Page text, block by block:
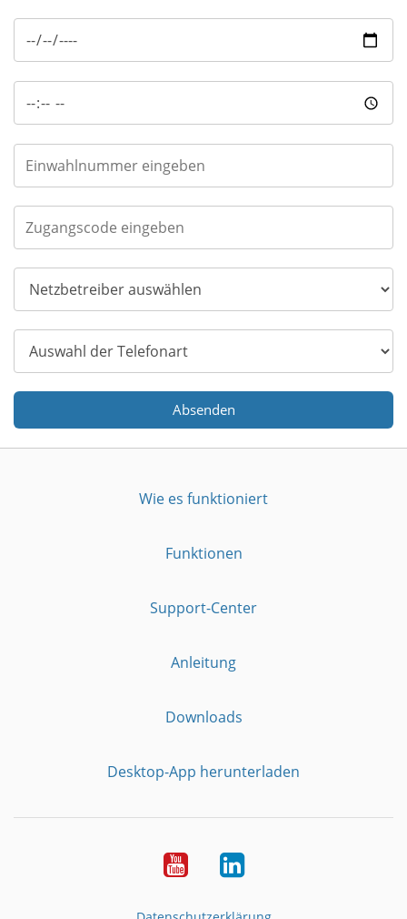
Absenden
Wie es funktioniert
Funktionen
Support-Center
Anleitung
Downloads
Desktop-App herunterladen
YouTubeLinkedIn